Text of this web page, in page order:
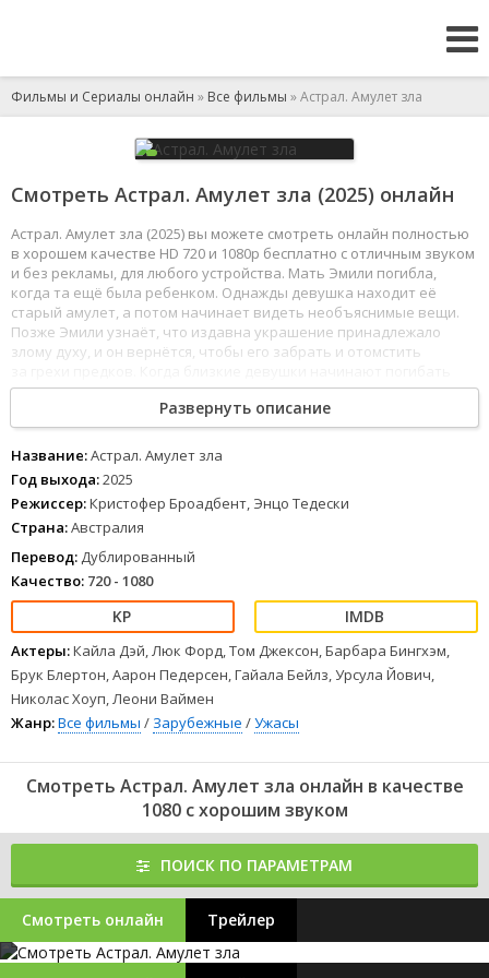
Фильмы и Сериалы онлайн » Все фильмы » Астрал. Амулет зла
Смотреть Астрал. Амулет зла (2025) онлайн
Астрал. Амулет зла (2025) вы можете смотреть онлайн полностью
в хорошем качестве HD 720 и 1080p бесплатно с отличным звуком
и без рекламы, для любого устройства. Мать Эмили погибла,
когда та ещё была ребенком. Однажды девушка находит её
старый амулет, а потом начинает видеть необъяснимые вещи.
Позже Эмили узнаёт, что издавна украшение принадлежало
злому духу, и он вернётся, чтобы его забрать и отомстить
один за другим, она понимает, что родовое проклятие - не
страшные сказки, а реальность. Эмили должна найти ключ
к своему прошлому и понять, как победить древнее зло, до того
как оно заберёт и её душу.
Развернуть описание
Название:Астрал. Амулет зла
Год выхода:2025
Режиссер:Кристофер Броадбент, Энцо Тедески
Страна:Австралия
Перевод: Дублированный
Качество: 720 - 1080
Актеры:Кайла Дэй, Люк Форд, Том Джексон, Барбара Бингхэм,
Брук Блертон, Аарон Педерсен, Гайала Бейлз, Урсула Йович,
Николас Хоуп, Леони Ваймен
Жанр:Все фильмы / Зарубежные /Ужасы
Смотреть Астрал. Амулет зла онлайн в качестве
1080 с хорошим звуком
ПОИСК ПО ПАРАМЕТРАМ
Смотреть онлайн Трейлер